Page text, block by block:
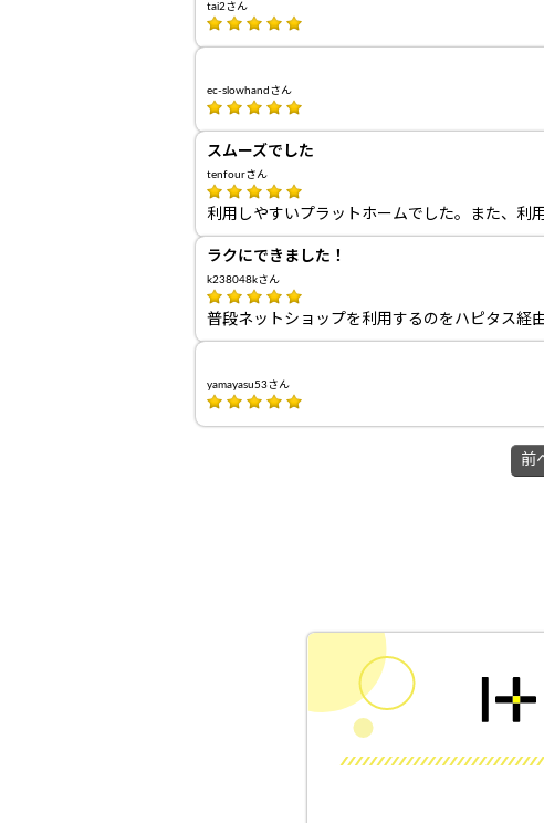
tai2さん
ec-slowhandさん
スムーズでした
tenfourさん
利用しやすいプラットホームでした。また、利
ラクにできました！
k238048kさん
普段ネットショップを利用するのをハピタス経
yamayasu53さん
前